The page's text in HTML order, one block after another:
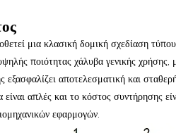
μια κλασική δομική σχεδίαση
ποιότητας χάλυβα γενικής
εξασφαλίζει αποτελεσματική και
απλές και το κόστος συντήρησης
εφαρμογών.